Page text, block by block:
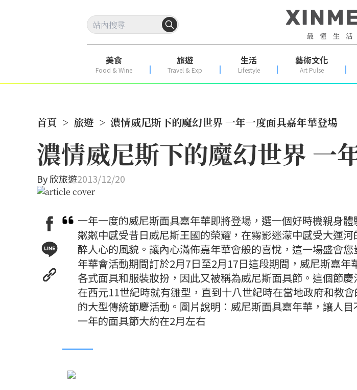
美食
Food & Wine
旅遊
Travel & Exp
生活
Lifestyle
藝術文化
Art Pulse
首頁 > 旅遊 > 濃情威尼斯下的魔幻世界 一年一度面具嘉年華登場
濃情威尼斯下的魔幻世界 一
By欣旅遊2013/12/20
一年一度的威尼斯面具嘉年華即將登場，選一個好時機親身
粼粼中感受昔日威尼斯王國的榮耀，在霧影迷濛中感受大運
醉人心的風貌。讓內心滿佈嘉年華會般的喜悅，這一場盛會
年華會活動期間訂於2月7日至2月17日這段期間，威尼斯嘉年
各式面具和服裝妝扮，因此又被稱為威尼斯面具節。這個節
在西元11世紀時就有雛型，直到十八世紀時在當地政府和教
的大型傳統節慶活動。圖片說明：威尼斯面具嘉年華，讓人
一年的面具節大約在2月左右